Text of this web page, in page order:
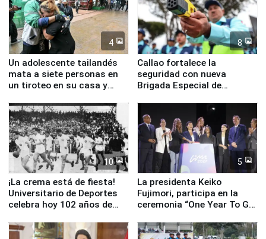
4
Un adolescente tailandés
mata a siete personas en
un tiroteo en su casa y
8
Callao fortalece la
seguridad con nueva
Brigada Especial de
equipamiento para
Serenazgo
10
¡La crema está de fiesta!
Universitario de Deportes
celebra hoy 102 años de
5
La presidenta Keiko
Fujimori, participa en la
ceremonia “One Year To Go